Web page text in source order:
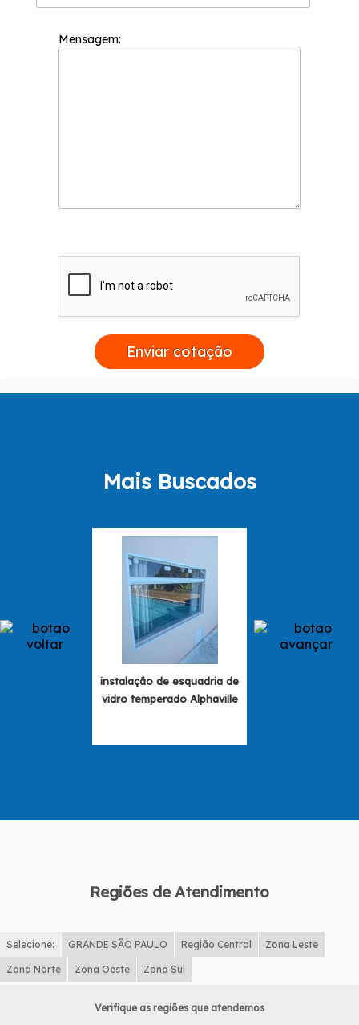
Mensagem:
Enviar cotação
Mais Buscados
instalação de esquadria de
vidro temperado Alphaville
Regiões de Atendimento
Selecione: GRANDE SÃO PAULO Região Central Zona Leste
Zona Norte Zona Oeste Zona Sul
Verifique as regiões que atendemos